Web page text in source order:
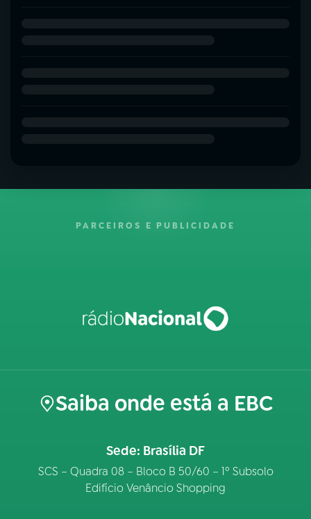
PARCEIROS E PUBLICIDADE
Saiba onde está a EBC
Sede: Brasília DF
SCS – Quadra 08 – Bloco B 50/60 – 1º Subsolo
Edifício Venâncio Shopping